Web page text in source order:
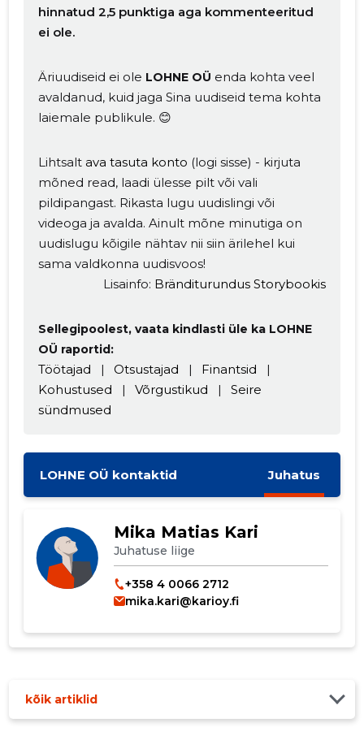
hinnatud 2,5 punktiga aga kommenteeritud
ei ole.
Äriuudiseid ei ole LOHNE OÜ enda kohta veel
avaldanud, kuid jaga Sina uudiseid tema kohta
laiemale publikule. 😊
Lihtsalt ava tasuta konto (logi sisse) - kirjuta
mõned read, laadi ülesse pilt või vali
pildipangast. Rikasta lugu uudislingi või
videoga ja avalda. Ainult mõne minutiga on
uudislugu kõigile nähtav nii siin ärilehel kui
sama valdkonna uudisvoos!
Lisainfo: Bränditurundus Storybookis
Sellegipoolest, vaata kindlasti üle ka LOHNE
OÜ raportid:
Töötajad | Otsustajad | Finantsid
|
Kohustused
| Võrgustikud |
Seire
sündmused
LOHNE OÜ kontaktid Juhatus
Mika Matias Kari
Juhatuse liige
+358 4 0066 2712
mika.kari@karioy.fi
kõik artiklid
Muuda pildi
kirjeldust